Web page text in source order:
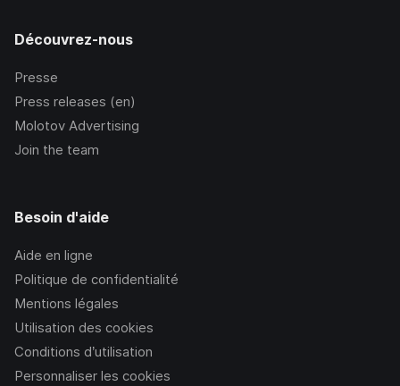
Découvrez-nous
Presse
Press releases (en)
Molotov Advertising
Join the team
Besoin d'aide
Aide en ligne
Politique de confidentialité
Mentions légales
Utilisation des cookies
Conditions d’utilisation
Personnaliser les cookies